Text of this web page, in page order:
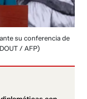
su conferencia de
/ AFP)